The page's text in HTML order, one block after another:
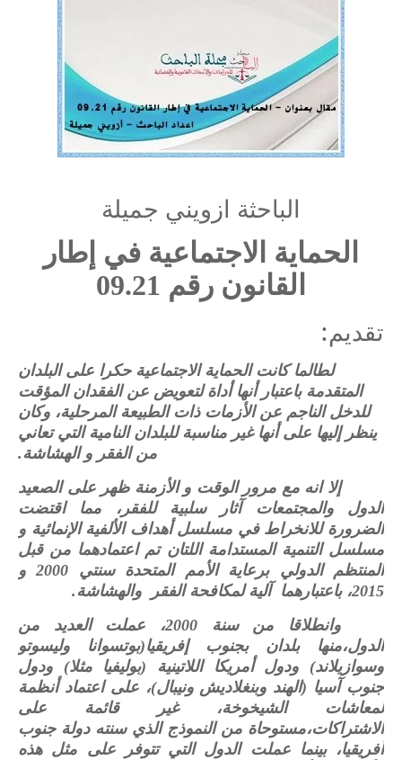
الباحثة ازويني جميلة
الحماية الاجتماعية في إطار
القانون رقم 09.21
تقديم:
لطالما كانت الحماية الاجتماعية حكرا على البلدان
المتقدمة باعتبار أنها أداة لتعويض عن الفقدان المؤقت
للدخل الناجم عن الأزمات ذات الطبيعة المرحلية، وكان
ينظر إليها على أنها غير مناسبة للبلدان النامية التي تعاني
من الفقر و الهشاشة.
إلا انه مع مرور الوقت و الأزمنة ظهر على الصعيد
الدول والمجتمعات آثار سلبية للفقر، مما اقتضت
الضرورة للانخراط في مسلسل أهداف الألفية الإنمائية و
مسلسل التنمية المستدامة اللتان تم اعتمادهما من قبل
المنتظم الدولي برعاية الأمم المتحدة سنتي 2000 و
2015، باعتبارهما آلية لمكافحة الفقر والهشاشة.
وانطلاقا من سنة 2000، عملت العديد من
الدول،منها بلدان بجنوب إفريقيا(بوتسوانا وليسوتو
وسوازيلاند) ودول أمريكا اللاتينية (بوليفيا مثلا) ودول
جنوب آسيا (الهند وبنغلاديش ونيبال)، على اعتماد أنظمة
لمعاشات الشيخوخة، غير قائمة على
الاشتراكات،مستوحاة من النموذج الذي سنته دولة جنوب
أفريقيا، بينما عملت الدول التي تتوفر على مثل هذه